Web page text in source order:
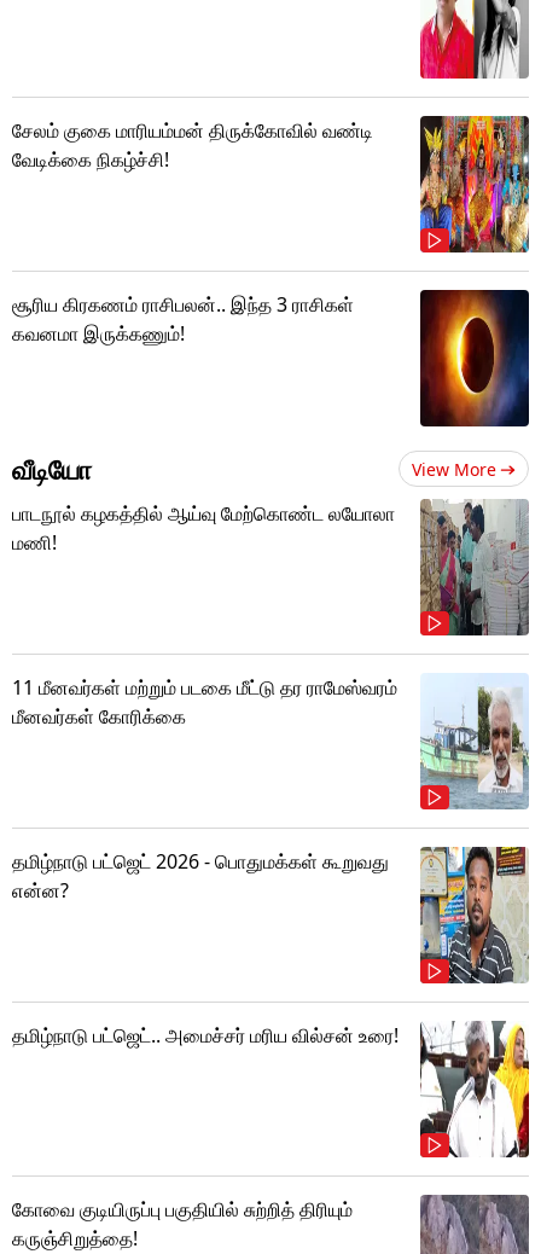
சேலம் குகை மாரியம்மன் திருக்கோவில் வண்டி
வேடிக்கை நிகழ்ச்சி!
சூரிய கிரகணம் ராசிபலன்.. இந்த 3 ராசிகள்
கவனமா இருக்கணும்!
வீடியோ View More
பாடநூல் கழகத்தில் ஆய்வு மேற்கொண்ட லயோலா
மணி!
11 மீனவர்கள் மற்றும் படகை மீட்டு தர ராமேஸ்வரம்
மீனவர்கள் கோரிக்கை
தமிழ்நாடு பட்ஜெட் 2026 - பொதுமக்கள் கூறுவது
என்ன?
தமிழ்நாடு பட்ஜெட்.. அமைச்சர் மரிய வில்சன் உரை!
கோவை குடியிருப்பு பகுதியில் சுற்றித் திரியும்
கருஞ்சிறுத்தை!